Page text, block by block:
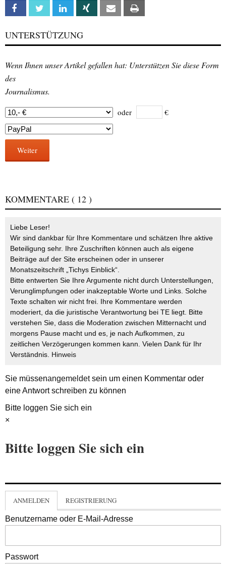
Facebook Twitter Linkedin Xing Email
UNTERSTÜTZUNG
Wenn Ihnen unser Artikel gefallen hat: Unterstützen Sie diese Form
des
Journalismus.
oder €
Weiter
KOMMENTARE ( 12 )
Liebe Leser!
Wir sind dankbar für Ihre Kommentare und schätzen Ihre aktive
Beteiligung sehr. Ihre Zuschriften können auch als eigene
Beiträge auf der Site erscheinen oder in unserer
Monatszeitschrift „Tichys Einblick“.
Bitte entwerten Sie Ihre Argumente nicht durch Unterstellungen,
Verunglimpfungen oder inakzeptable Worte und Links. Solche
Texte schalten wir nicht frei. Ihre Kommentare werden
moderiert, da die juristische Verantwortung bei TE liegt. Bitte
verstehen Sie, dass die Moderation zwischen Mitternacht und
morgens Pause macht und es, je nach Aufkommen, zu
zeitlichen Verzögerungen kommen kann. Vielen Dank für Ihr
Verständnis. Hinweis
Sie müssenangemeldetsein um einen Kommentar oder
eine Antwort schreiben zu können
Bitte loggen Sie sich ein
×
Bitte loggen Sie sich ein
ANMELDEN REGISTRIERUNG
Benutzername oder E-Mail-Adresse
Passwort